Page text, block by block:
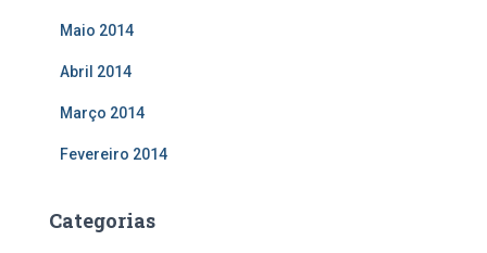
Maio 2014
Abril 2014
Março 2014
Fevereiro 2014
Categorias